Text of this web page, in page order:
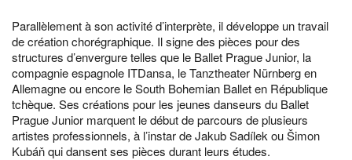
Parallèlement à son activité d’interprète, il développe un travail
de création chorégraphique. Il signe des pièces pour des
structures d’envergure telles que le Ballet Prague Junior, la
compagnie espagnole ITDansa, le Tanztheater Nürnberg en
Allemagne ou encore le South Bohemian Ballet en République
tchèque. Ses créations pour les jeunes danseurs du Ballet
Prague Junior marquent le début de parcours de plusieurs
artistes professionnels, à l’instar de Jakub Sadílek ou Šimon
Kubáň qui dansent ses pièces durant leurs études.